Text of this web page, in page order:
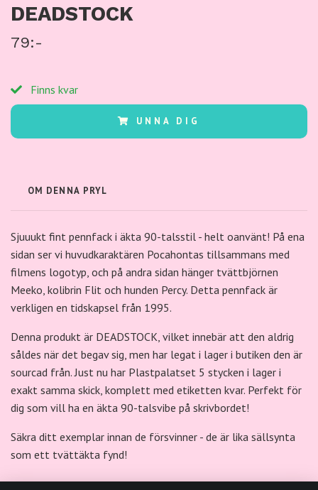
DEADSTOCK
79:-
Finns kvar
UNNA DIG
OM DENNA PRYL
Sjuuukt fint pennfack i äkta 90-talsstil - helt oanvänt! På ena
sidan ser vi huvudkaraktären Pocahontas tillsammans med
filmens logotyp, och på andra sidan hänger tvättbjörnen
Meeko, kolibrin Flit och hunden Percy. Detta pennfack är
verkligen en tidskapsel från 1995.
Denna produkt är DEADSTOCK, vilket innebär att den aldrig
såldes när det begav sig, men har legat i lager i butiken den är
sourcad från. Just nu har Plastpalatset 5 stycken i lager i
exakt samma skick, komplett med etiketten kvar. Perfekt för
dig som vill ha en äkta 90-talsvibe på skrivbordet!
Säkra ditt exemplar innan de försvinner - de är lika sällsynta
som ett tvättäkta fynd!